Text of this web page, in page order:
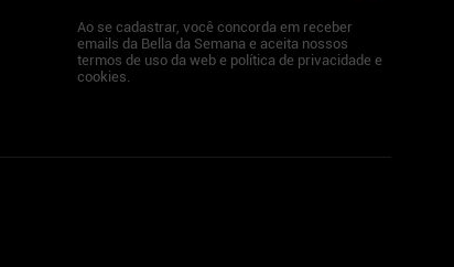
Ao se cadastrar, você concorda em receber
emails da Bella da Semana e aceita nossos
termos de uso da web e política de privacidade e
cookies.